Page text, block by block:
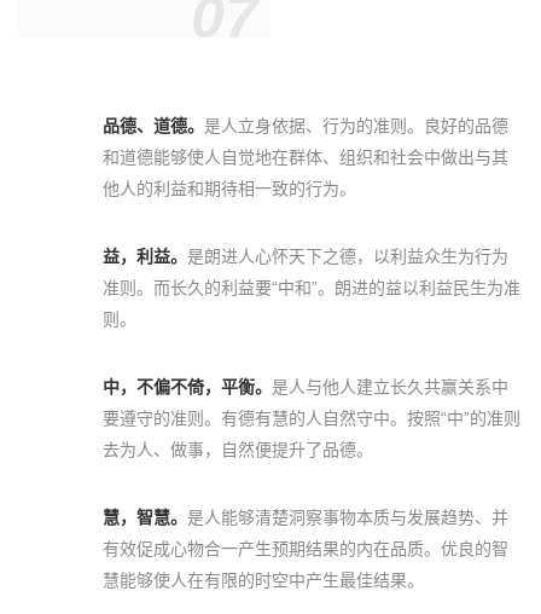
品德、道德。 是人立身依据、行为的准则。良好的品德
和道德能够使人自觉地在群体、组织和社会中做出与其
他人的利益和期待相一致的行为。
益，利益。 是朗进人心怀天下之德，以利益众生为行为
准则。而长久的利益要“中和”。朗进的益以利益民生为准
则。
中，不偏不倚，平衡。 是人与他人建立长久共赢关系中
要遵守的准则。有德有慧的人自然守中。按照“中”的准则
去为人、做事，自然便提升了品德。
慧，智慧。 是人能够清楚洞察事物本质与发展趋势、并
有效促成心物合一产生预期结果的内在品质。优良的智
慧能够使人在有限的时空中产生最佳结果。